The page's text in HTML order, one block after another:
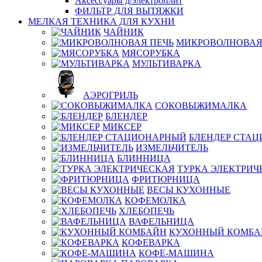
ФИЛЬТР ДЛЯ ВЫТЯЖКИ
МЕЛКАЯ ТЕХНИКА ДЛЯ КУХНИ
ЧАЙНИК
МЯСОРУБКА
МУЛЬТИВАРКА
АЭРОГРИЛЬ
СОКОВЫЖИМАЛКА
БЛЕНДЕР
МИКСЕР
БЛЕНДЕР
ИЗМЕЛЬЧИТЕЛЬ
БЛИННИЦА
ТУРКА
ФРИТЮРНИЦА
ВЕСЫ КУХОННЫЕ
КОФЕМОЛКА
ХЛЕБОПЕЧЬ
ВАФЕЛЬНИЦА
КУХОННЫЙ
КОФЕВАРКА
КОФЕ-МАШИНА